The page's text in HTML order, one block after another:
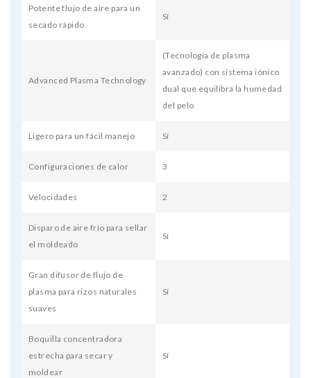
Potente flujo de aire para un
secado rápido
Sí
Advanced Plasma Technology
(Tecnología de plasma
avanzado) con sistema iónico
dual que equilibra la humedad
del pelo
Ligero para un fácil manejo Sí
Configuraciones de calor 3
Velocidades 2
Disparo de aire frío para sellar
el moldeado
Sí
Gran difusor de flujo de
plasma para rizos naturales
suaves
Sí
Boquilla concentradora
estrecha para secar y
moldear
Sí